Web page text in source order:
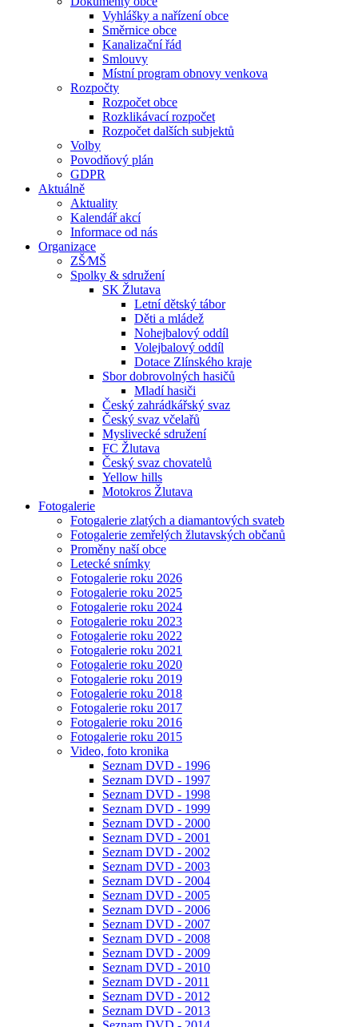
Vyhlášky a nařízení obce
Směrnice obce
Kanalizační řád
Smlouvy
Místní program obnovy venkova
Rozpočty
Rozpočet obce
Rozklikávací rozpočet
Rozpočet dalších subjektů
Volby
Povodňový plán
GDPR
Aktuálně
Aktuality
Kalendář akcí
Informace od nás
Organizace
ZŠ⁄MŠ
Spolky & sdružení
SK Žlutava
Letní dětský tábor
Děti a mládež
Nohejbalový oddíl
Volejbalový oddíl
Dotace Zlínského kraje
Sbor dobrovolných hasičů
Mladí hasiči
Český zahrádkářský svaz
Český svaz včelařů
Myslivecké sdružení
FC Žlutava
Český svaz chovatelů
Yellow hills
Motokros Žlutava
Fotogalerie
Fotogalerie zlatých a diamantových svateb
Fotogalerie zemřelých žlutavských občanů
Proměny naší obce
Letecké snímky
Fotogalerie roku 2026
Fotogalerie roku 2025
Fotogalerie roku 2024
Fotogalerie roku 2023
Fotogalerie roku 2022
Fotogalerie roku 2021
Fotogalerie roku 2020
Fotogalerie roku 2019
Fotogalerie roku 2018
Fotogalerie roku 2017
Fotogalerie roku 2016
Fotogalerie roku 2015
Video, foto kronika
Seznam DVD - 1996
Seznam DVD - 1997
Seznam DVD - 1998
Seznam DVD - 1999
Seznam DVD - 2000
Seznam DVD - 2001
Seznam DVD - 2002
Seznam DVD - 2003
Seznam DVD - 2004
Seznam DVD - 2005
Seznam DVD - 2006
Seznam DVD - 2007
Seznam DVD - 2008
Seznam DVD - 2009
Seznam DVD - 2010
Seznam DVD - 2011
Seznam DVD - 2012
Seznam DVD - 2013